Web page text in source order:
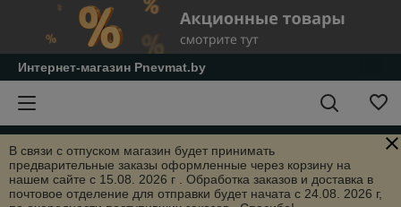
Интернет-магазин Pnevmat.by
В связи с отпуском магазин будет принимать
предварительные заказы оформленные через корзину на
нашем сайте с 15.08. 2026 г . Обработка заказов и доставка в
почтовое отделение для отправки будет начата с 24.08. 2026 г,